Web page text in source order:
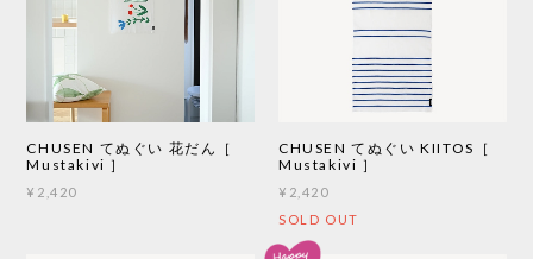
CHUSEN てぬぐい 花だん［
Mustakivi ］
¥2,420
CHUSEN てぬぐい KIITOS［
Mustakivi ］
¥2,420
SOLD OUT